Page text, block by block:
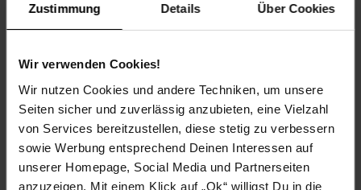
Zustimmung Details Über Cookies
Wir verwenden Cookies!
Wir nutzen Cookies und andere Techniken, um unsere
Seiten sicher und zuverlässig anzubieten, eine Vielzahl
von Services bereitzustellen, diese stetig zu verbessern
sowie Werbung entsprechend Deinen Interessen auf
unserer Homepage, Social Media und Partnerseiten
anzuzeigen. Mit einem Klick auf „Ok“ willigst Du in die
Matjessalat mit Kartoffelgratin
Zum Rezept